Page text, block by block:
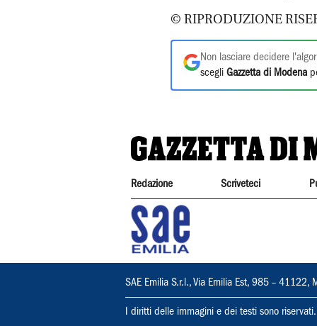
© RIPRODUZIONE
Non lasciare decidere
scegli Gazzetta di Modena
Redazione Scriveteci
SAE Emilia S.r.l., Via Emilia Est, 985 –
I diritti delle immagini e dei testi sono